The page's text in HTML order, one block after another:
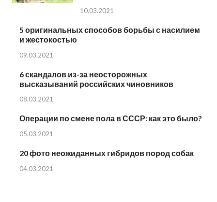
10.03.2021
5 оригинальных способов борьбы с насилием
и жестокостью
09.03.2021
6 скандалов из-за неосторожных
высказываний российских чиновников
08.03.2021
Операции по смене пола в СССР: как это было?
05.03.2021
20 фото неожиданных гибридов пород собак
04.03.2021